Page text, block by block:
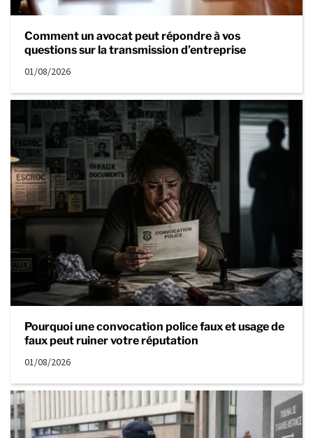
Comment un avocat peut répondre à vos
questions sur la transmission d’entreprise
01/08/2026
Pourquoi une convocation police faux et usage de
faux peut ruiner votre réputation
01/08/2026